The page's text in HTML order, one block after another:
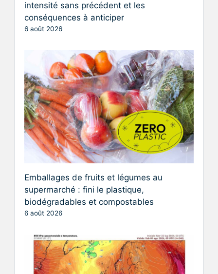
intensité sans précédent et les
conséquences à anticiper
6 août 2026
Emballages de fruits et légumes au
supermarché : fini le plastique,
biodégradables et compostables
6 août 2026